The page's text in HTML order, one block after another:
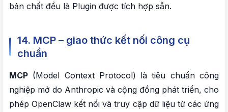
bản chất đều là Plugin được tích hợp sẵn.
14. MCP – giao thức kết nối công cụ
chuẩn
MCP (Model Context Protocol) là tiêu chuẩn công
nghiệp mở do Anthropic và cộng đồng phát triển, cho
phép OpenClaw kết nối và truy cập dữ liệu từ các ứng